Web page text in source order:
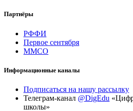
Партнёры
РФФИ
Первое сентября
ММСО
Информационные каналы
Подписаться на нашу рассылку
Телеграм-канал @DigEdu
школы»